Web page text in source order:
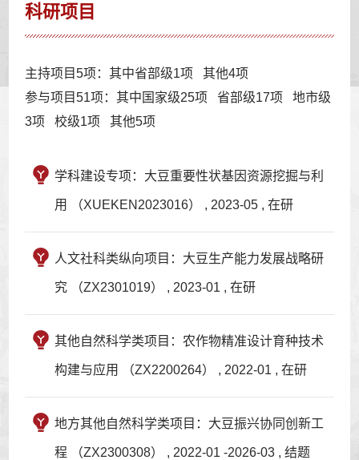
科研项目
主持项目5项：其中省部级1项 其他4项
参与项目51项：其中国家级25项 省部级17项 地市级
3项 校级1项 其他5项
学科建设专项：大豆重要性状基因资源挖掘与利
用 （XUEKEN2023016） , 2023-05 , 在研
人文社科类纵向项目：大豆生产能力发展战略研
究 （ZX2301019） , 2023-01 , 在研
其他自然科学类项目：农作物精准设计育种技术
构建与应用 （ZX2200264） , 2022-01 , 在研
地方其他自然科学类项目：大豆振兴协同创新工
程 （ZX2300308） , 2022-01 -2026-03 , 结题